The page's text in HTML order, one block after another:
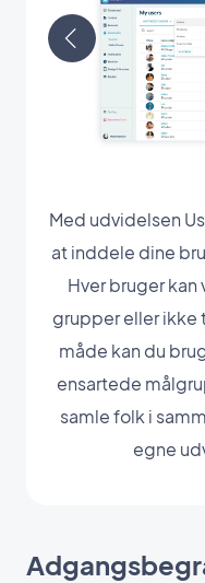
Med udvidelsen
at inddele dine
Hver bruger
grupper eller ikke
måde kan du
ensartede
samle folk i
egne